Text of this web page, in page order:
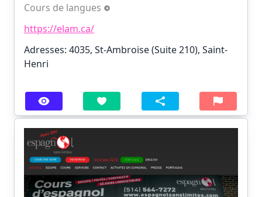
Cours de langues
https://elam.ca/
Adresses: 4035, St-Ambroise (Suite 210), Saint-
Henri